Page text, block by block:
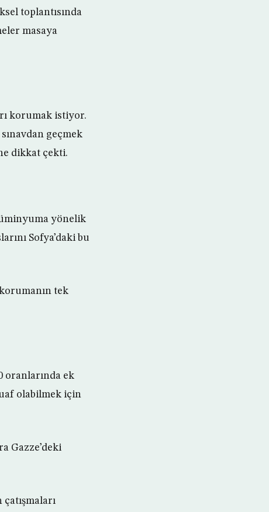
toplantısında
masaya
korumak istiyor.
geçmek
dikkat çekti.
yönelik
Sofya’daki bu
tek
oranlarında ek
olabilmek için
Gazze’deki